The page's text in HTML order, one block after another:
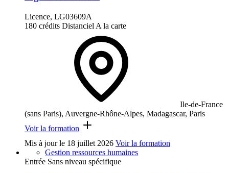
Licence, LG03609A
180 crédits Distanciel A la carte
Ile-de-France
(sans Paris), Auvergne-Rhône-Alpes, Madagascar, Paris
Voir la formation
Mis à jour le 18 juillet 2026 Voir la formation
Gestion ressources humaines
Entrée Sans niveau spécifique